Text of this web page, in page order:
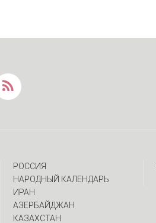
РОССИЯ
НАРОДНЫЙ КАЛЕНДАРЬ
ИРАН
АЗЕРБАЙДЖАН
КАЗАХСТАН